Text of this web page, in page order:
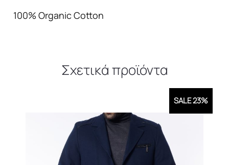
100% Organic Cotton
Σχετικά προϊόντα
SALE 23%